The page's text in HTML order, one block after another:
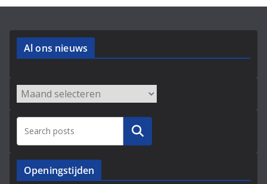
Al ons nieuws
Archieven
Zoeken
Openingstijden